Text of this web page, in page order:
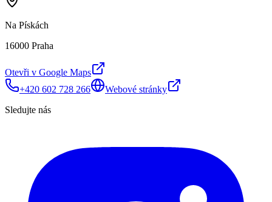
Na Pískách
16000 Praha
Otevři v Google Maps
+420 602 728 266
Webové stránky
Sledujte nás